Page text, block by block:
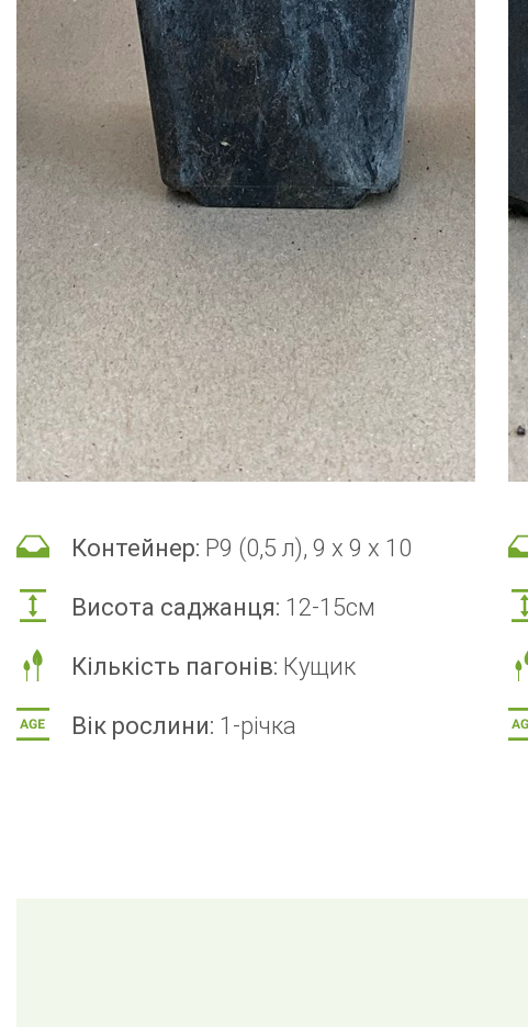
Контейнер: Р9 (0,5 л), 9 x 9 x 10
Висота саджанця: 12-15см
Кількість пагонів: Кущик
Вік рослини: 1-річка